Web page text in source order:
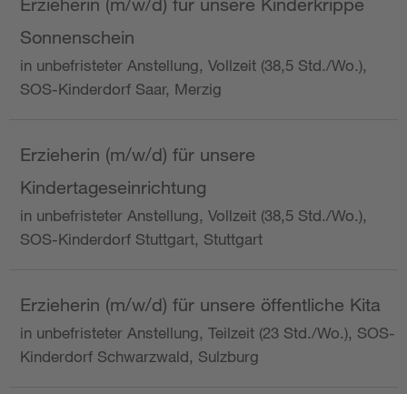
Sonnenschein
in unbefristeter Anstellung, Vollzeit (38,5 Std./Wo.),
SOS-Kinderdorf Saar, Merzig
Erzieherin (m/w/d) für unsere
Kindertageseinrichtung
in unbefristeter Anstellung, Vollzeit (38,5 Std./Wo.),
SOS-Kinderdorf Stuttgart, Stuttgart
Erzieherin (m/w/d) für unsere öffentliche Kita
in unbefristeter Anstellung, Teilzeit (23 Std./Wo.), SOS-
Kinderdorf Schwarzwald, Sulzburg